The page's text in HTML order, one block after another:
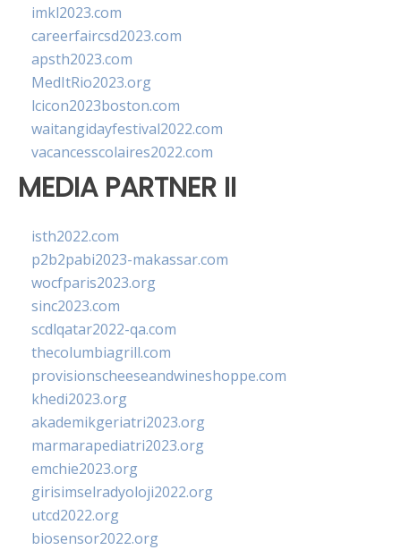
imkl2023.com
careerfaircsd2023.com
apsth2023.com
MedItRio2023.org
lcicon2023boston.com
waitangidayfestival2022.com
vacancesscolaires2022.com
MEDIA PARTNER II
isth2022.com
p2b2pabi2023-makassar.com
wocfparis2023.org
sinc2023.com
scdlqatar2022-qa.com
thecolumbiagrill.com
provisionscheeseandwineshoppe.com
khedi2023.org
akademikgeriatri2023.org
marmarapediatri2023.org
emchie2023.org
girisimselradyoloji2022.org
utcd2022.org
biosensor2022.org